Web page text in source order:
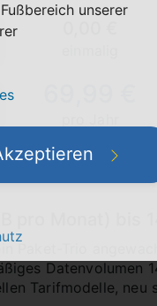
pro Monat) bis
Paket-Trio
Datenvolumen
Tarifmodelle, neu
unserer